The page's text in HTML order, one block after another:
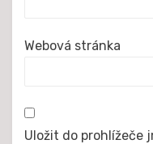
Webová stránka
Uložit do prohlížeče